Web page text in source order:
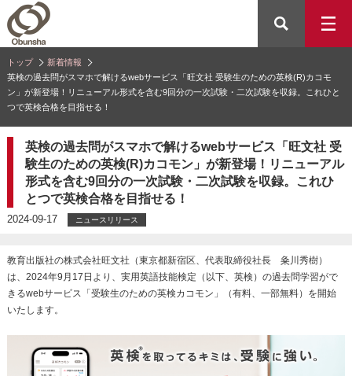
トップ
新着情報
英検の過去問がスマホで解けるwebサービス「旺文社 受験生のための英検(R)カコモ
ン」が新登場！リニューアル形式を含む9回分の一次試験・二次試験を収録。これひと
つで英検合格を目指せる！
英検の過去問がスマホで解けるwebサービス「旺文社 受
験生のための英検(R)カコモン」が新登場！リニューアル
形式を含む9回分の一次試験・二次試験を収録。これひ
とつで英検合格を目指せる！
2024-09-17 ニュースリリース
教育出版社の株式会社旺文社（東京都新宿区、代表取締役社長 粂川秀樹）
は、2024年9月17日より、実用英語技能検定（以下、英検）の過去問学習がで
きるwebサービス「受験生のための英検カコモン」（有料、一部無料）を開始
いたします。